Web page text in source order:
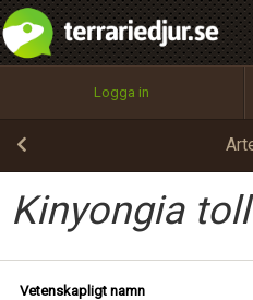
Logga in
Kinyongia
Vetenskapligt namn
OK
integritetspolicy
Namn:
Epost:
Användarnamn:
Begär nytt lösenord